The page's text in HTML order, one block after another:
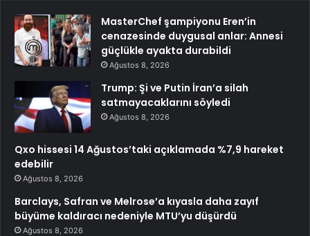
MasterChef şampiyonu Eren’in
cenazesinde duygusal anlar: Annesi
güçlükle ayakta durabildi
Ağustos 8, 2026
Trump: Şi ve Putin İran’a silah
satmayacaklarını söyledi
Ağustos 8, 2026
Qxo hissesi 14 Ağustos’taki açıklamada %7,9 hareket
edebilir
Ağustos 8, 2026
Barclays, Safran ve Melrose’a kıyasla daha zayıf
büyüme kaldıracı nedeniyle MTU’yu düşürdü
Ağustos 8, 2026